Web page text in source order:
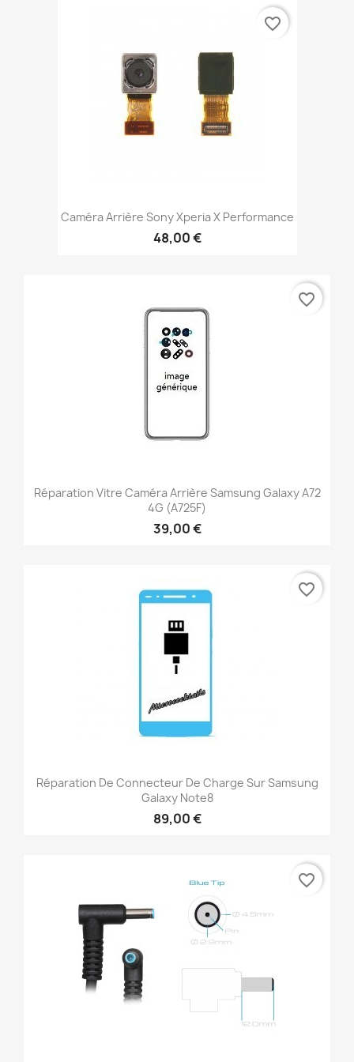
Caméra Arrière Sony Xperia X Performance
48,00 €
favorite_border
Réparation Vitre Caméra Arrière Samsung Galaxy A72
4G (A725F)
39,00 €
favorite_border
Réparation De Connecteur De Charge Sur Samsung
Galaxy Note8
89,00 €
favorite_border
favorite_border